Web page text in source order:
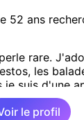
52 ans
rare.
les
suis d'une
le profil